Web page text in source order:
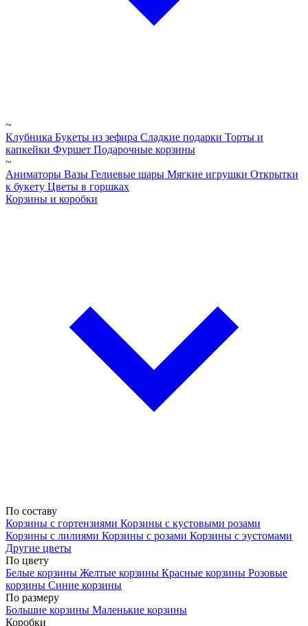
~
Клубника Букеты из зефира Сладкие подарки Торты и
капкейки Фуршет Подарочные корзины
~
Аниматоры Вазы Гелиевые шары Мягкие игрушки Открытки
к букету Цветы в горшках
Корзины и коробки
По составу
Корзины с гортензиями Корзины с кустовыми розами
Корзины с лилиями Корзины с розами Корзины с эустомами
Другие цветы
По цвету
Белые корзины Желтые корзины Красные корзины Розовые
корзины Синие корзины
По размеру
Большие корзины Маленькие корзины
Коробки